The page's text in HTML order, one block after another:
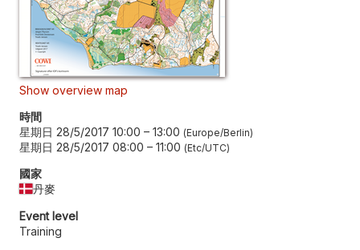
Show overview map
時間
星期日 28/5/2017 10:00 – 13:00 Europe/Berlin
星期日 28/5/2017 08:00 – 11:00 Etc/UTC
國家
丹麥
Event level
Training